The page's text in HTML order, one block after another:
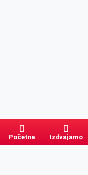
Početna Izdvajamo